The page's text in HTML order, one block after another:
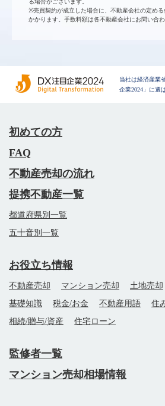
る場合がございます。
※売買契約が成立した場合に、不動産会社の定め
かかります。手数料額は各不動産会社にお問い合わ
当社は経済産業
企業2024」に選
初めての方
FAQ
不動産売却の流れ
提携不動産一覧
都道府県別一覧
五十音別一覧
お役立ち情報
不動産売却 マンション売却 土地売却
基礎知識
税金/お金 不動産用語 住
相続/贈与/資産
住宅ローン
監修者一覧
マンション売却相場情報